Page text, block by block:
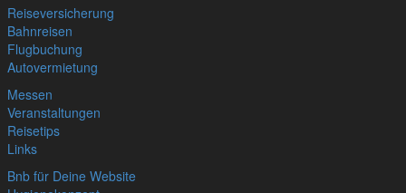
Reiseversicherung
Bahnreisen
Flugbuchung
Autovermietung
Messen
Veranstaltungen
Reisetips
Links
Bnb für Deine Website